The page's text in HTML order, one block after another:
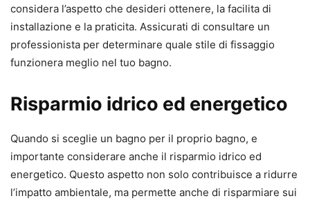
considera l’aspetto che desideri ottenere, la facilita di
installazione e la praticita. Assicurati di consultare un
professionista per determinare quale stile di fissaggio
funzionera meglio nel tuo bagno.
Risparmio idrico ed energetico
Quando si sceglie un bagno per il proprio bagno, e
importante considerare anche il risparmio idrico ed
energetico. Questo aspetto non solo contribuisce a ridurre
l’impatto ambientale, ma permette anche di risparmiare sui